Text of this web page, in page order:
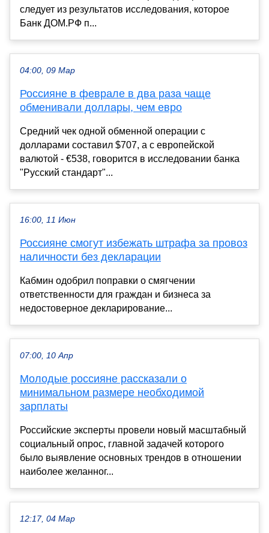
следует из результатов исследования, которое
Банк ДОМ.РФ п...
04:00, 09 Мар
Россияне в феврале в два раза чаще
обменивали доллары, чем евро
Средний чек одной обменной операции с
долларами составил $707, а с европейской
валютой - €538, говорится в исследовании банка
"Русский стандарт"...
16:00, 11 Июн
Россияне смогут избежать штрафа за провоз
наличности без декларации
Кабмин одобрил поправки о смягчении
ответственности для граждан и бизнеса за
недостоверное декларирование...
07:00, 10 Апр
Молодые россияне рассказали о
минимальном размере необходимой
зарплаты
Российские эксперты провели новый масштабный
социальный опрос, главной задачей которого
было выявление основных трендов в отношении
наиболее желанног...
12:17, 04 Мар